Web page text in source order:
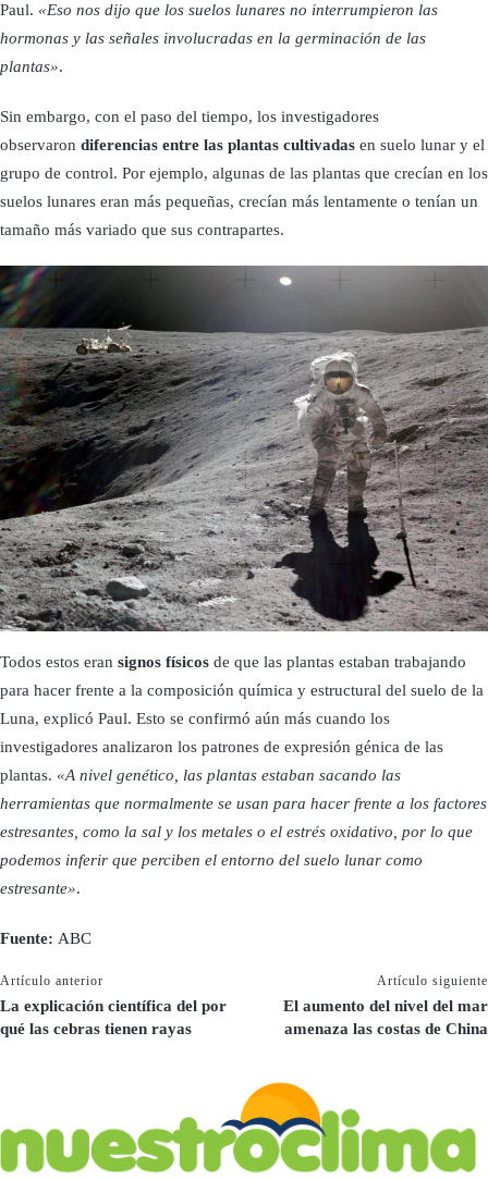
Paul. «Eso nos dijo que los suelos lunares no interrumpieron las
hormonas y las señales involucradas en la germinación de las
plantas».
Sin embargo, con el paso del tiempo, los investigadores
observaron diferencias entre las plantas cultivadas en suelo lunar y el
grupo de control. Por ejemplo, algunas de las plantas que crecían en los
suelos lunares eran más pequeñas, crecían más lentamente o tenían un
tamaño más variado que sus contrapartes.
Todos estos eran signos físicos de que las plantas estaban trabajando
para hacer frente a la composición química y estructural del suelo de la
Luna, explicó Paul. Esto se confirmó aún más cuando los
investigadores analizaron los patrones de expresión génica de las
plantas. «A nivel genético, las plantas estaban sacando las
herramientas que normalmente se usan para hacer frente a los factores
estresantes, como la sal y los metales o el estrés oxidativo, por lo que
podemos inferir que perciben el entorno del suelo lunar como
estresante».
Fuente: ABC
Artículo anterior
La explicación científica del por
qué las cebras tienen rayas
Artículo siguiente
El aumento del nivel del mar
amenaza las costas de China